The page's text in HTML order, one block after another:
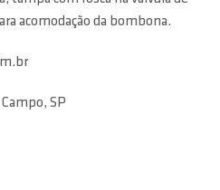
acomodação da bombona.
SP